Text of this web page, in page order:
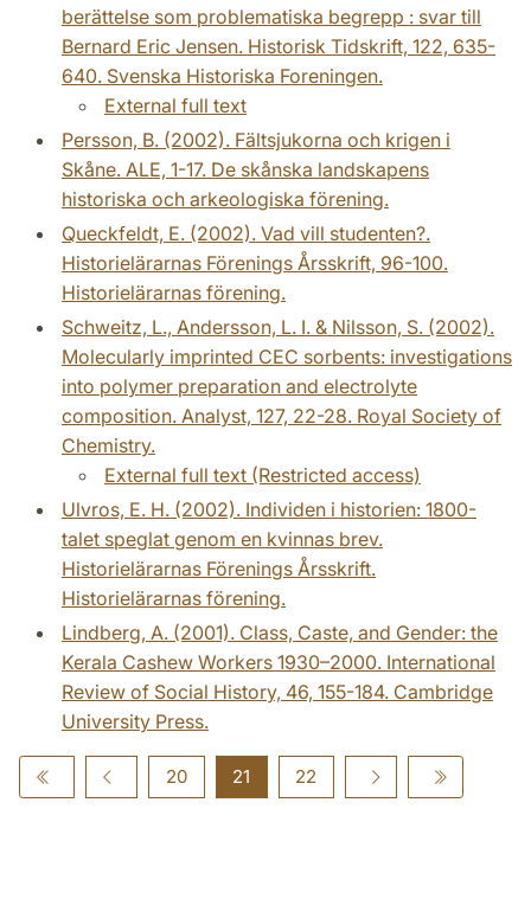
berättelse som problematiska begrepp : svar till
Bernard Eric Jensen. Historisk Tidskrift, 122, 635-
640. Svenska Historiska Foreningen.
External full text
Persson, B. (2002). Fältsjukorna och krigen i
Skåne. ALE, 1-17. De skånska landskapens
historiska och arkeologiska förening.
Queckfeldt, E. (2002). Vad vill studenten?.
Historielärarnas Förenings Årsskrift, 96-100.
Historielärarnas förening.
Schweitz, L., Andersson, L. I. & Nilsson, S. (2002).
Molecularly imprinted CEC sorbents: investigations
into polymer preparation and electrolyte
composition. Analyst, 127, 22-28. Royal Society of
Chemistry.
External full text (Restricted access)
Ulvros, E. H. (2002). Individen i historien: 1800-
talet speglat genom en kvinnas brev.
Historielärarnas Förenings Årsskrift.
Historielärarnas förening.
Lindberg, A. (2001). Class, Caste, and Gender: the
Kerala Cashew Workers 1930–2000. International
Review of Social History, 46, 155-184. Cambridge
University Press.
20 21 22